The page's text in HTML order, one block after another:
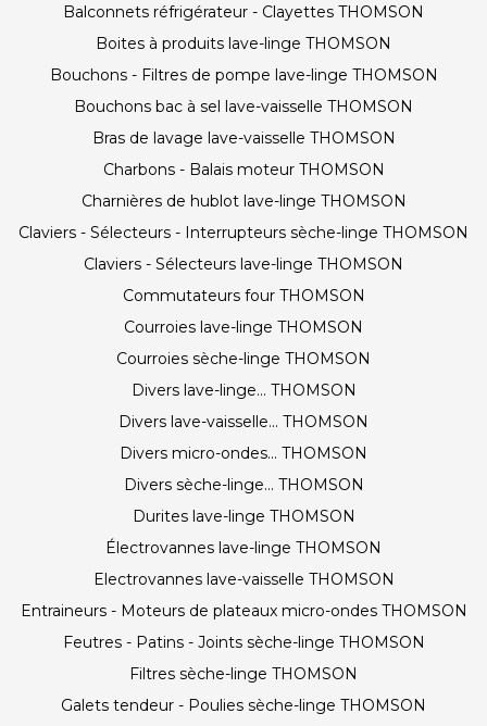
Balconnets réfrigérateur - Clayettes THOMSON
Boites à produits lave-linge THOMSON
Bouchons - Filtres de pompe lave-linge THOMSON
Bouchons bac à sel lave-vaisselle THOMSON
Bras de lavage lave-vaisselle THOMSON
Charbons - Balais moteur THOMSON
Charnières de hublot lave-linge THOMSON
Claviers - Sélecteurs - Interrupteurs sèche-linge THOMSON
Claviers - Sélecteurs lave-linge THOMSON
Commutateurs four THOMSON
Courroies lave-linge THOMSON
Courroies sèche-linge THOMSON
Divers lave-linge... THOMSON
Divers lave-vaisselle... THOMSON
Divers micro-ondes... THOMSON
Divers sèche-linge... THOMSON
Durites lave-linge THOMSON
Électrovannes lave-linge THOMSON
Electrovannes lave-vaisselle THOMSON
Entraineurs - Moteurs de plateaux micro-ondes THOMSON
Feutres - Patins - Joints sèche-linge THOMSON
Filtres sèche-linge THOMSON
Galets tendeur - Poulies sèche-linge THOMSON